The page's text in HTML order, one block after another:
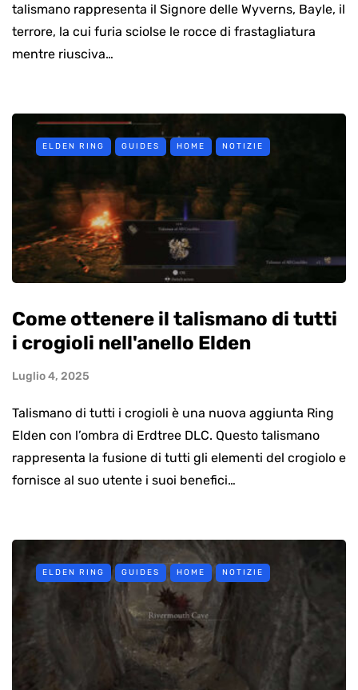
talismano rappresenta il Signore delle Wyverns, Bayle, il
terrore, la cui furia sciolse le rocce di frastagliatura
mentre riusciva…
ELDEN RING GUIDES HOME NOTIZIE
Come ottenere il talismano di tutti
i crogioli nell'anello Elden
Luglio 4, 2025
Talismano di tutti i crogioli è una nuova aggiunta Ring
Elden con l’ombra di Erdtree DLC. Questo talismano
rappresenta la fusione di tutti gli elementi del crogiolo e
fornisce al suo utente i suoi benefici…
ELDEN RING GUIDES HOME NOTIZIE